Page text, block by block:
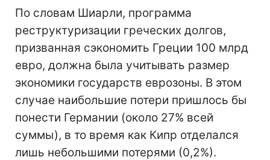
По словам Шиарли, программа
реструктуризации греческих долгов,
призванная сэкономить Греции 100 млрд
евро, должна была учитывать размер
экономики государств еврозоны. В этом
случае наибольшие потери пришлось бы
понести Германии (около 27% всей
суммы), в то время как Кипр отделался
лишь небольшими потерями (0,2%).